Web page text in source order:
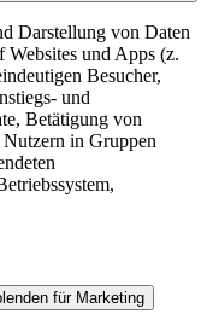
Darstellung von Daten
und Apps (z.
Besucher,
und
Betätigung von
in Gruppen
für Marketing